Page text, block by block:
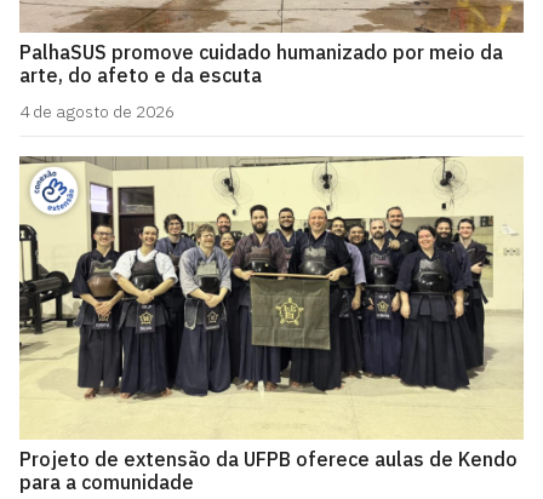
PalhaSUS promove cuidado humanizado por meio da
arte, do afeto e da escuta
4 de agosto de 2026
Projeto de extensão da UFPB oferece aulas de Kendo
para a comunidade